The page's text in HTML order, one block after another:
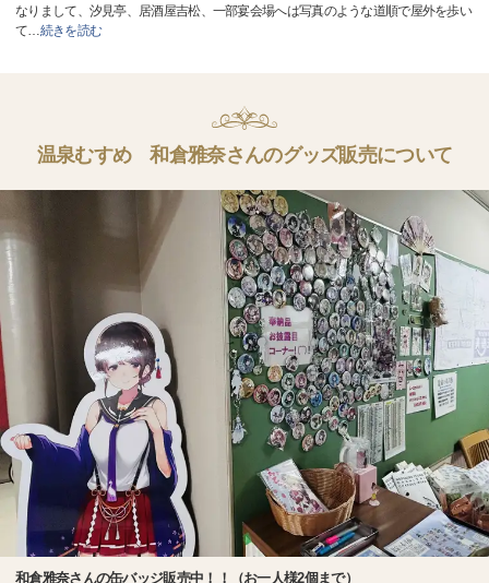
なりまして、汐見亭、居酒屋吉松、一部宴会場へは写真のような道順で屋外を歩い
て…続きを読む
温泉むすめ 和倉雅奈さんのグッズ販売について
和倉雅奈さんの缶バッジ販売中！！（お一人様2個まで）